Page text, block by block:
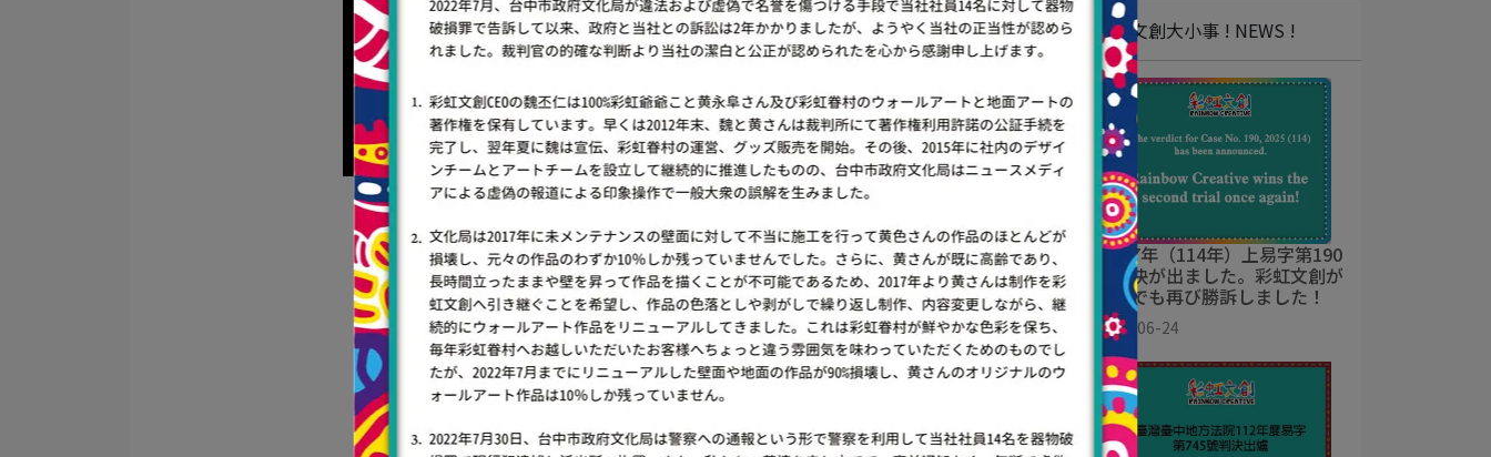
天氣開始溫暖，雨量變多
花草蓬勃生長
此時農民剛好春耕完
最需要雨水滋養田地
【April - Qingming and Grain Rain】
The weather begins to warm up,
彩虹文創大小事 ! NEWS !
令和7年（114年）上易字第190
号判決が出ました。彩虹文創が
二審でも再び勝訴しました！
2025-06-24